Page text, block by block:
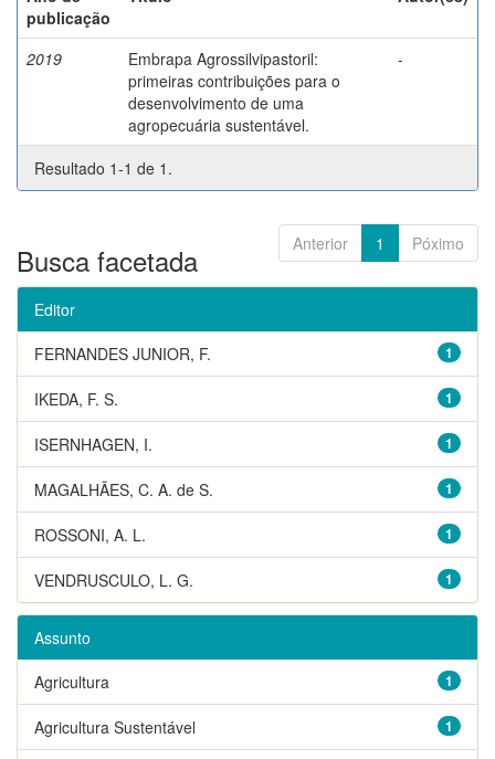
publicação
2019
Embrapa Agrossilvipastoril:
primeiras contribuições para o
desenvolvimento de uma
agropecuária sustentável.
-
Resultado 1-1 de 1.
Anterior 1 Póximo
Busca facetada
Editor
1
FERNANDES JUNIOR, F.
1
IKEDA, F. S.
1
ISERNHAGEN, I.
1
MAGALHÃES, C. A. de S.
1
ROSSONI, A. L.
1
VENDRUSCULO, L. G.
Assunto
1
Agricultura
1
Agricultura Sustentável